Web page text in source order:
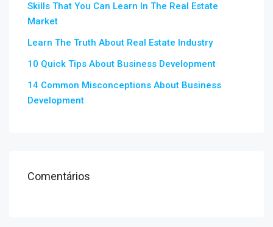
Skills That You Can Learn In The Real Estate
Market
Learn The Truth About Real Estate Industry
10 Quick Tips About Business Development
14 Common Misconceptions About Business
Development
Comentários